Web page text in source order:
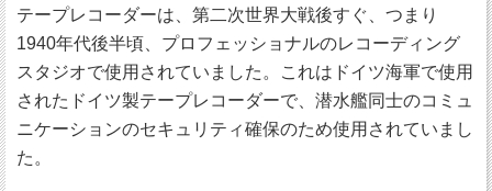
テープレコーダーは、第二次世界大戦後すぐ、つまり
1940年代後半頃、プロフェッショナルのレコーディング
スタジオで使用されていました。これはドイツ海軍で使用
されたドイツ製テープレコーダーで、潜水艦同士のコミュ
ニケーションのセキュリティ確保のため使用されていまし
た。